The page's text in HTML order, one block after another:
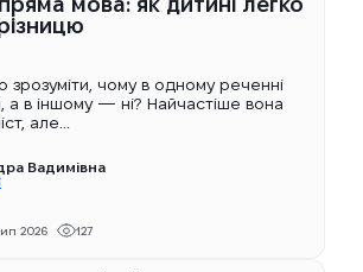
зрозуміти, чому в одному реченні
а в іншому — ні? Найчастіше вона
але...
Вадимівна
2026 127